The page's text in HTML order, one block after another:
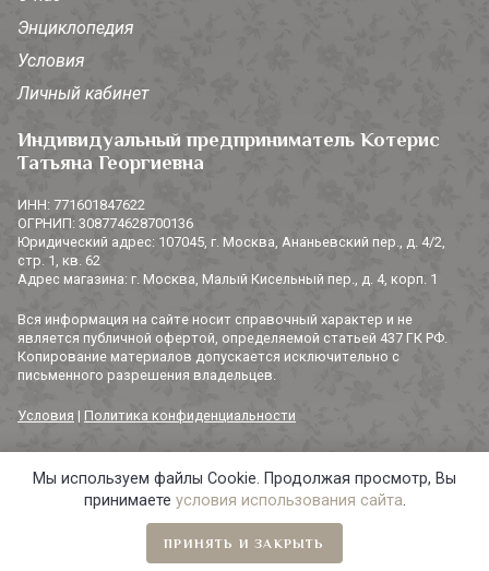
Энциклопедия
Условия
Личный кабинет
Индивидуальный предприниматель Котерис
Татьяна Георгиевна
ИНН: 771601847622
ОГРНИП: 308774628700136
Юридический адрес: 107045, г. Москва, Ананьевский пер., д. 4/2,
стр. 1, кв. 62
Адрес магазина: г. Москва, Малый Кисельный пер., д. 4, корп. 1
Вся информация на сайте носит справочный характер и не
является публичной офертой, определяемой статьей 437 ГК РФ.
Копирование материалов допускается исключительно с
письменного разрешения владельцев.
Условия | Политика конфиденциальности
© 2014-2026 «3 СОРОКИ». Все права защищены.
Мы используем файлы Cookie. Продолжая просмотр, Вы
принимаете условия использования сайта.
ПРИНЯТЬ И ЗАКРЫТЬ